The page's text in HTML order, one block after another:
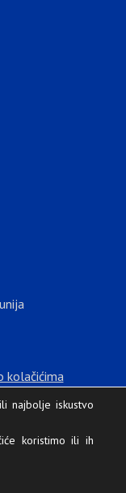
kolačićima
najbolje iskustvo
koristimo ili ih